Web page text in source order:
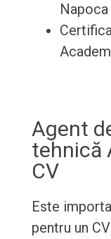
Napoca
Agent
tehnică
CV
Este
pentru un